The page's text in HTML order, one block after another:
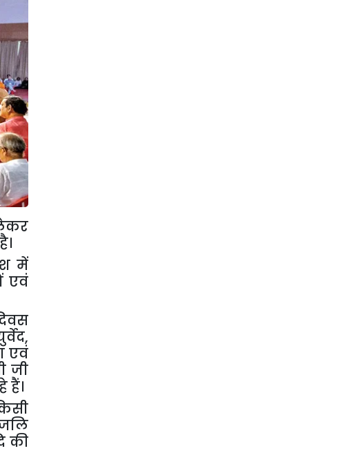
में
एवं
,
एवं
जी
हैं।
की